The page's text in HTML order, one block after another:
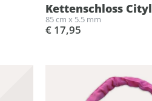
Kettenschloss
85 cm x 5.5 mm
€ 17,95